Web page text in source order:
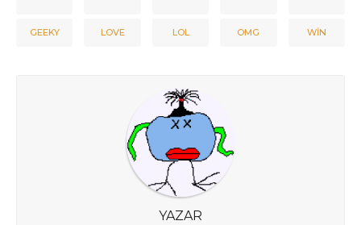
GEEKY LOVE LOL OMG WIN
YAZAR